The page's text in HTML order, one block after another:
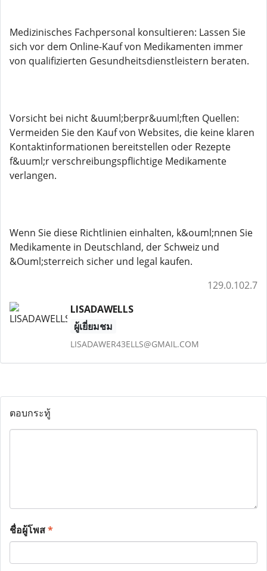
Medizinisches Fachpersonal konsultieren: Lassen Sie
sich vor dem Online-Kauf von Medikamenten immer
von qualifizierten Gesundheitsdienstleistern beraten.
Vorsicht bei nicht &uuml;berpr&uuml;ften Quellen:
Vermeiden Sie den Kauf von Websites, die keine klaren
Kontaktinformationen bereitstellen oder Rezepte
f&uuml;r verschreibungspflichtige Medikamente
verlangen.
Wenn Sie diese Richtlinien einhalten, k&ouml;nnen Sie
Medikamente in Deutschland, der Schweiz und
&Ouml;sterreich sicher und legal kaufen.
129.0.102.7
LISADAWELLS
ผู้เยี่ยมชม
LISADAWER43ELLS@GMAIL.COM
ตอบกระทู้
ชื่อผู้โพส*